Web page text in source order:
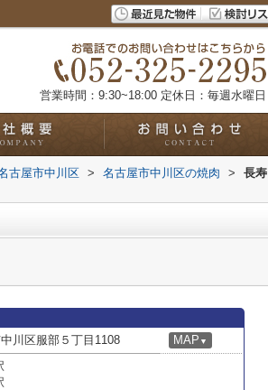
営業時間：9:30~18:00 定休日：毎週水曜日
古屋市中川区 > 名古屋市中川区の焼肉 >
長寿
川区服部５丁目1108 MAP ▼